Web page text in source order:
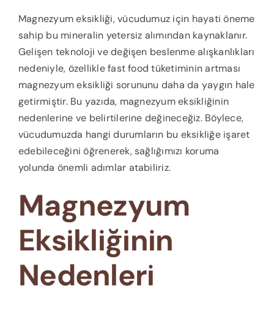
Magnezyum eksikliği, vücudumuz için hayati öneme
sahip bu mineralin yetersiz alımından kaynaklanır.
Gelişen teknoloji ve değişen beslenme alışkanlıkları
nedeniyle, özellikle fast food tüketiminin artması
magnezyum eksikliği sorununu daha da yaygın hale
getirmiştir. Bu yazıda, magnezyum eksikliğinin
nedenlerine ve belirtilerine değineceğiz. Böylece,
vücudumuzda hangi durumların bu eksikliğe işaret
edebileceğini öğrenerek, sağlığımızı koruma
yolunda önemli adımlar atabiliriz.
Magnezyum
Eksikliğinin
Nedenleri